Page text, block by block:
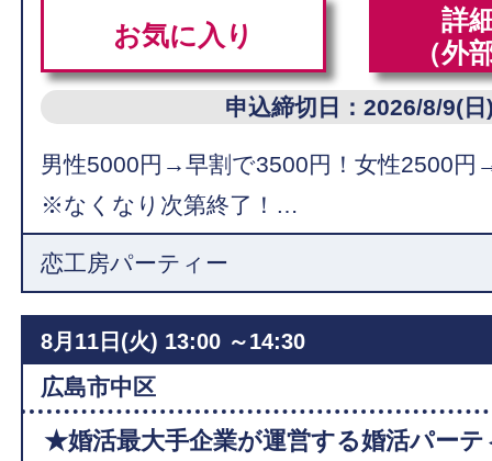
お気に入り
詳
（外
申込締切日：2026/8/9(日
男性5000円→早割で3500円！女性2500円
※なくなり次第終了！…
恋工房パーティー
8月11日(火) 13:00 ～14:30
広島市中区
★婚活最大手企業が運営する婚活パー